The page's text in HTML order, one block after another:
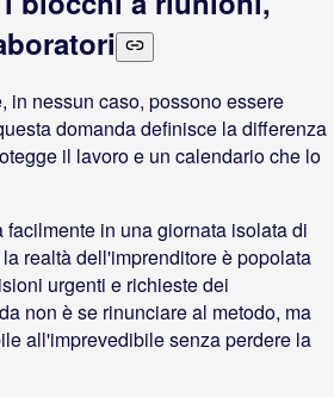
in nessun caso, possono essere
domanda definisce la differenza
il lavoro e un calendario che lo
in una giornata isolata di
realtà dell'imprenditore è popolata
urgenti e richieste dei
non è se rinunciare al metodo, ma
all'imprevedibile senza perdere la